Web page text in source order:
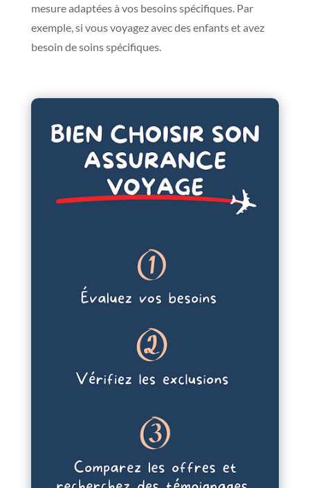
mesure adaptées à vos besoins spécifiques. Par
exemple, si vous voyagez avec des enfants et avez
besoin de soins spécifiques.